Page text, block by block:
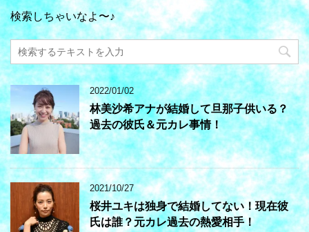
検索しちゃいなよ〜♪
2022/01/02
林美沙希アナが結婚して旦那子供いる？
過去の彼氏＆元カレ事情！
2021/10/27
桜井ユキは独身で結婚してない！現在彼
氏は誰？元カレ過去の熱愛相手！